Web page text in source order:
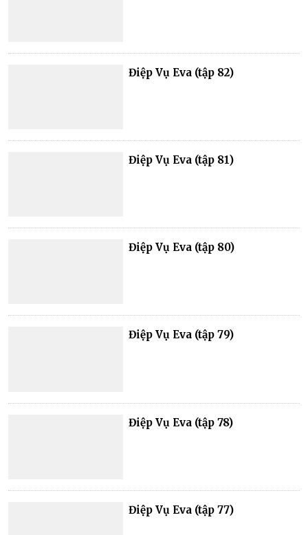
Điệp Vụ Eva (tập 82)
Điệp Vụ Eva (tập 81)
Điệp Vụ Eva (tập 80)
Điệp Vụ Eva (tập 79)
Điệp Vụ Eva (tập 78)
Điệp Vụ Eva (tập 77)